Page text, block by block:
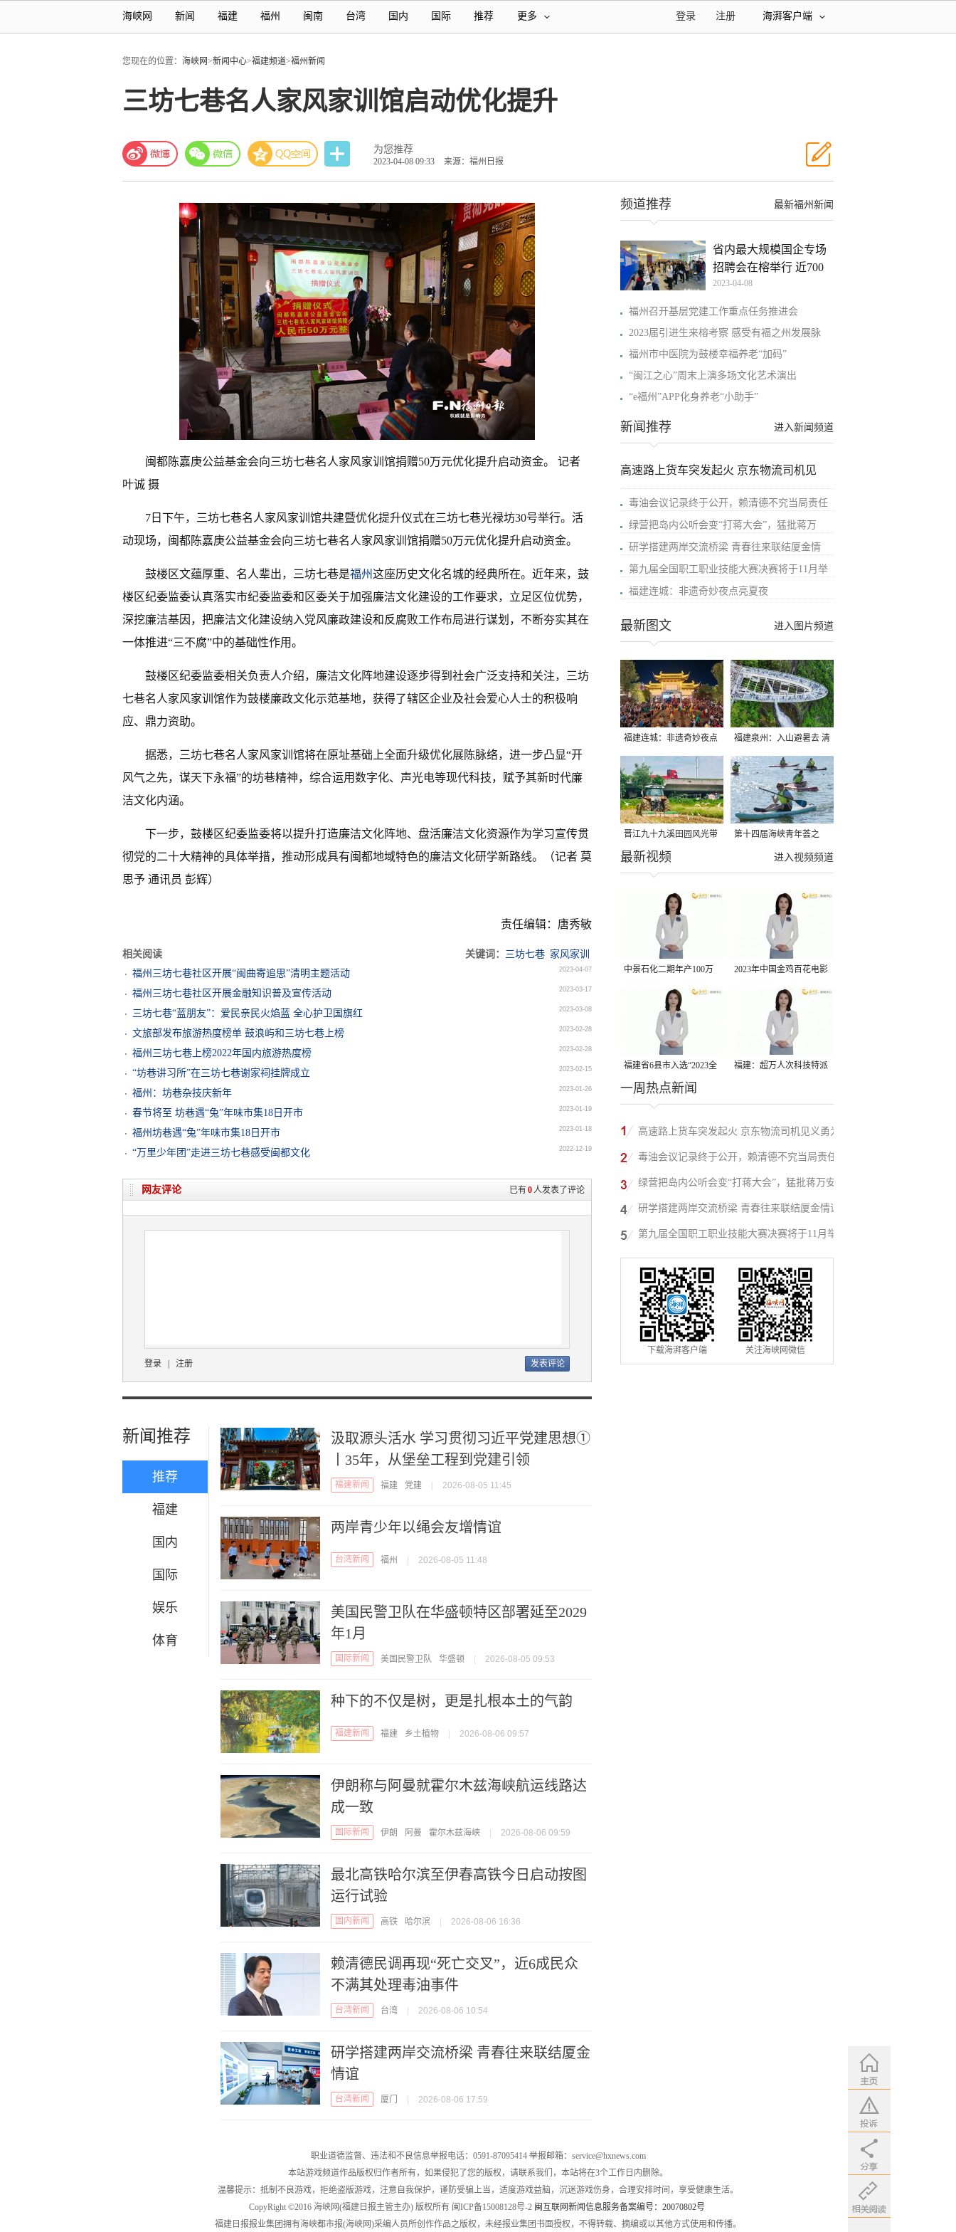
海峡网 新闻 福建 福州 闽南 台湾 国内 国际 推荐 更多 海湃客户端
注册
登录
您现在的位置： 海峡网>新闻中心>福建频道>福州新闻
三坊七巷名人家风家训馆启动优化提升
为您推荐
2023-04-08 09:33 来源：福州日报
闽都陈嘉庚公益基金会向三坊七巷名人家风家训馆捐赠50万元优化提升启动资金。 记者
叶诚 摄
7日下午，三坊七巷名人家风家训馆共建暨优化提升仪式在三坊七巷光禄坊30号举行。活
动现场，闽都陈嘉庚公益基金会向三坊七巷名人家风家训馆捐赠50万元优化提升启动资金。
鼓楼区文蕴厚重、名人辈出，三坊七巷是福州这座历史文化名城的经典所在。近年来，鼓
楼区纪委监委认真落实市纪委监委和区委关于加强廉洁文化建设的工作要求，立足区位优势，
深挖廉洁基因，把廉洁文化建设纳入党风廉政建设和反腐败工作布局进行谋划，不断夯实其在
一体推进“三不腐”中的基础性作用。
鼓楼区纪委监委相关负责人介绍，廉洁文化阵地建设逐步得到社会广泛支持和关注，三坊
七巷名人家风家训馆作为鼓楼廉政文化示范基地，获得了辖区企业及社会爱心人士的积极响
应、鼎力资助。
据悉，三坊七巷名人家风家训馆将在原址基础上全面升级优化展陈脉络，进一步凸显“开
风气之先，谋天下永福”的坊巷精神，综合运用数字化、声光电等现代科技，赋予其新时代廉
洁文化内涵。
下一步，鼓楼区纪委监委将以提升打造廉洁文化阵地、盘活廉洁文化资源作为学习宣传贯
彻党的二十大精神的具体举措，推动形成具有闽都地域特色的廉洁文化研学新路线。（记者 莫
思予 通讯员 彭辉）
责任编辑：唐秀敏
相关阅读 关键词： 三坊七巷 家风家训
福州三坊七巷社区开展“闽曲寄追思”清明主题活动
2023-04-07
福州三坊七巷社区开展金融知识普及宣传活动 2023-03-17
三坊七巷“蓝朋友”：爱民亲民火焰蓝 全心护卫国旗红 2023-03-08
文旅部发布旅游热度榜单 鼓浪屿和三坊七巷上榜 2023-02-28
福州三坊七巷上榜2022年国内旅游热度榜 2023-02-28
“坊巷讲习所”在三坊七巷谢家祠挂牌成立 2023-02-15
福州：坊巷杂技庆新年 2023-01-26
春节将至 坊巷遇“兔”年味市集18日开市 2023-01-19
福州坊巷遇“兔”年味市集18日开市 2023-01-18
“万里少年团”走进三坊七巷感受闽都文化 2022-12-19
已有0 人发表了评论
网友评论
登录 | 注册
新闻推荐
推荐
福建
国内
国际
娱乐
体育
汲取源头活水 学习贯彻习近平党建思想①
丨35年，从堡垒工程到党建引领
福建新闻 福建 党建 | 2026-08-05 11:45
两岸青少年以绳会友增情谊
台湾新闻 福州 | 2026-08-05 11:48
美国民警卫队在华盛顿特区部署延至2029
年1月
国际新闻 美国民警卫队 华盛顿 | 2026-08-05 09:53
种下的不仅是树，更是扎根本土的气韵
福建新闻 福建 乡土植物 | 2026-08-06 09:57
伊朗称与阿曼就霍尔木兹海峡航运线路达
成一致
国际新闻 伊朗 阿曼 霍尔木兹海峡 | 2026-08-06 09:59
最北高铁哈尔滨至伊春高铁今日启动按图
运行试验
国内新闻 高铁 哈尔滨 | 2026-08-06 16:36
赖清德民调再现“死亡交叉”，近6成民众
不满其处理毒油事件
台湾新闻 台湾 | 2026-08-06 10:54
研学搭建两岸交流桥梁 青春往来联结厦金
情谊
台湾新闻 厦门 | 2026-08-06 17:59
最新福州新闻
频道推荐
省内最大规模国企专场
招聘会在榕举行 近700
人
2023-04-08
福州召开基层党建工作重点任务推进会
2023届引进生来榕考察 感受有福之州发展脉
福州市中医院为鼓楼幸福养老“加码”
“闽江之心”周末上演多场文化艺术演出
“e福州”APP化身养老“小助手”
进入新闻频道
新闻推荐
高速路上货车突发起火 京东物流司机见
毒油会议记录终于公开，赖清德不究当局责任
绿营把岛内公听会变“打蒋大会”，猛批蒋万
研学搭建两岸交流桥梁 青春往来联结厦金情
第九届全国职工职业技能大赛决赛将于11月举
福建连城：非遗奇妙夜点亮夏夜
进入图片频道
最新图文
福建连城：非遗奇妙夜点
亮夏夜
福建泉州：入山避暑去 清
凉好惬意
晋江九十九溪田园风光带
千亩早稻迎来成熟收割季
第十四届海峡青年荟之
2026榕台青年大学生水上
进入视频频道
最新视频
中景石化二期年产100万
吨丙烷脱氢项目建成中交
2023年中国金鸡百花电影
节有福电影巡展31日启动
福建省6县市入选“2023全
国县域发展潜力百强县”
福建：超万人次科技特派
一周热点新闻
高速路上货车突发起火 京东物流司机见义勇为
施救挽回损失
毒油会议记录终于公开，赖清德不究当局责任
反甩锅卢秀燕，蓝营点名责任官员要求撤职下
绿营把岛内公听会变“打蒋大会”，猛批蒋万安
废除监察机构主张，遭蓝营搬出蔡英文、赖清
研学搭建两岸交流桥梁 青春往来联结厦金情谊
第九届全国职工职业技能大赛决赛将于11月举
行
下载海湃客户端 关注海峡网微信
职业道德监督、违法和不良信息举报电话：0591-87095414 举报邮箱：service@hxnews.com
本站游戏频道作品版权归作者所有，如果侵犯了您的版权，请联系我们，本站将在3个工作日内删除。
温馨提示：抵制不良游戏，拒绝盗版游戏，注意自我保护，谨防受骗上当，适度游戏益脑，沉迷游戏伤身，合理安排时间，享受健康生活。
CopyRight ©2016 海峡网(福建日报主管主办) 版权所有 闽ICP备15008128号-2 闽互联网新闻信息服务备案编号：20070802号
福建日报报业集团拥有海峡都市报(海峡网)采编人员所创作作品之版权，未经报业集团书面授权，不得转载、摘编或以其他方式使用和传播。